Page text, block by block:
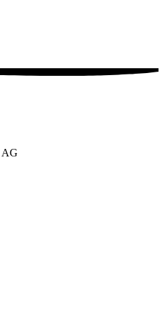
AG